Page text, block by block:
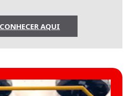
CONHECER AQUI